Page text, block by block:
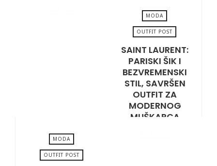
MODA
OUTFIT POST
SAINT LAURENT:
PARISKI ŠIK I
BEZVREMENSKI
STIL, SAVRŠEN
OUTFIT ZA
MODERNOG
MUŠKARCA
MODA
OUTFIT POST